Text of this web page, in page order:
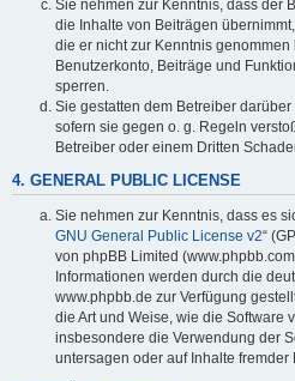
Sie nehmen zur Kenntnis, dass der
die Inhalte von Beiträgen
die er nicht zur Kenntnis
Benutzerkonto, Beiträge und
sperren.
Sie gestatten dem Betreiber
sofern sie gegen o. g. Regeln
Betreiber oder einem Dritten
4. GENERAL PUBLIC LICENSE
Sie nehmen zur Kenntnis, dass es
GNU General Public License v2“
von phpBB Limited
Informationen werden durch die
www.phpbb.de zur Verfügung
die Art und Weise, wie die Software
insbesondere die Verwendung der
untersagen oder auf Inhalte fremder